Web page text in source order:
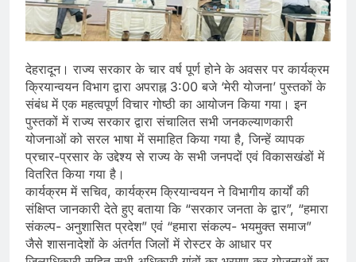
देहरादून। राज्य सरकार के चार वर्ष पूर्ण होने के अवसर पर कार्यक्रम
क्रियान्वयन विभाग द्वारा अपराह्न 3:00 बजे ‘मेरी योजना’ पुस्तकों के
संबंध में एक महत्वपूर्ण विचार गोष्ठी का आयोजन किया गया। इन
पुस्तकों में राज्य सरकार द्वारा संचालित सभी जनकल्याणकारी
योजनाओं को सरल भाषा में समाहित किया गया है, जिन्हें व्यापक
प्रचार-प्रसार के उद्देश्य से राज्य के सभी जनपदों एवं विकासखंडों में
वितरित किया गया है।
कार्यक्रम में सचिव, कार्यक्रम क्रियान्वयन ने विभागीय कार्यों की
संक्षिप्त जानकारी देते हुए बताया कि “सरकार जनता के द्वार”, “हमारा
संकल्प- अनुशासित प्रदेश” एवं “हमारा संकल्प- भयमुक्त समाज”
जैसे शासनादेशों के अंतर्गत जिलों में रोस्टर के आधार पर